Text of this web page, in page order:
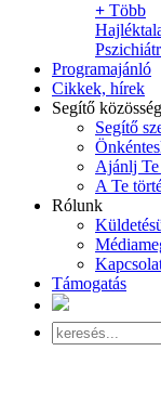
+ Több
Programajánló
Cikkek, hírek
Segítő
Segítő
Ajánlj
A Te
Rólunk
Támogatás